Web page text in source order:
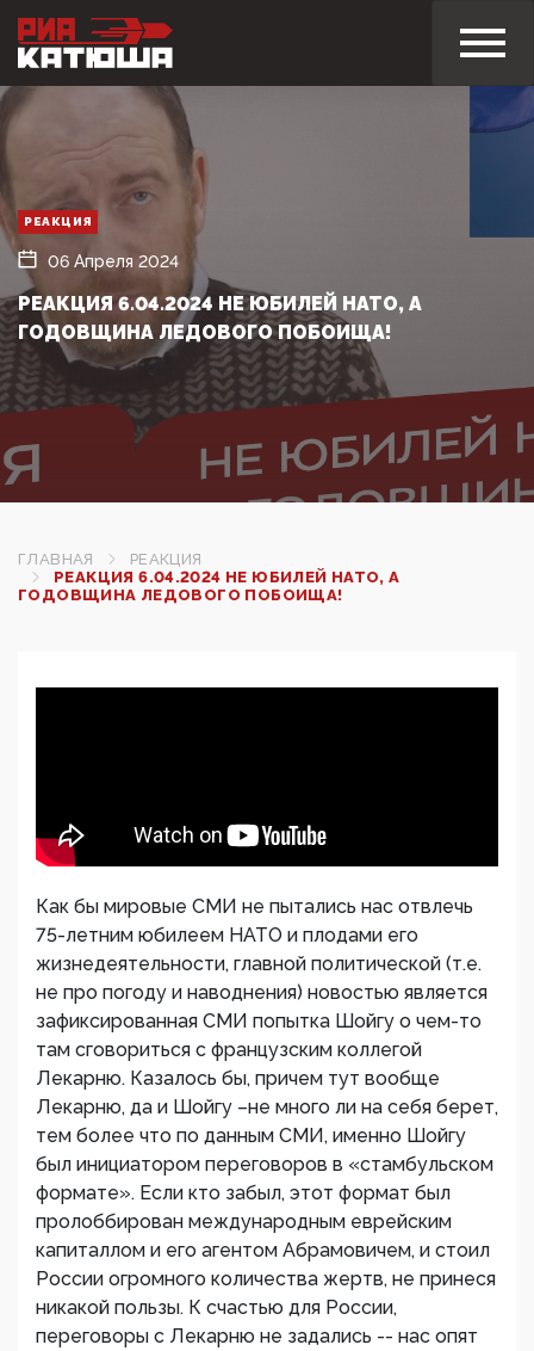
РЕАКЦИЯ
06 Апреля 2024
РЕАКЦИЯ 6.04.2024 НЕ ЮБИЛЕЙ НАТО, А
ГОДОВЩИНА ЛЕДОВОГО ПОБОИЩА!
ГЛАВНАЯ
РЕАКЦИЯ
РЕАКЦИЯ 6.04.2024 НЕ ЮБИЛЕЙ НАТО, А
ГОДОВЩИНА ЛЕДОВОГО ПОБОИЩА!
Как бы мировые СМИ не пытались нас отвлечь
75-летним юбилеем НАТО и плодами его
жизнедеятельности, главной политической (т.е.
не про погоду и наводнения) новостью является
зафиксированная СМИ попытка Шойгу о чем-то
там сговориться с французским коллегой
Лекарню. Казалось бы, причем тут вообще
Лекарню, да и Шойгу –не много ли на себя берет,
тем более что по данным СМИ, именно Шойгу
был инициатором переговоров в «стамбульском
формате». Если кто забыл, этот формат был
пролоббирован международным еврейским
капиталлом и его агентом Абрамовичем, и стоил
России огромного количества жертв, не принеся
никакой пользы. К счастью для России,
переговоры с Лекарню не задались -- нас опят